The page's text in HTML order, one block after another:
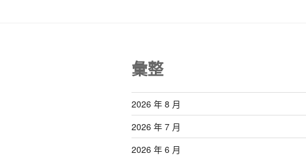
彙整
2026 年 8 月
2026 年 7 月
2026 年 6 月